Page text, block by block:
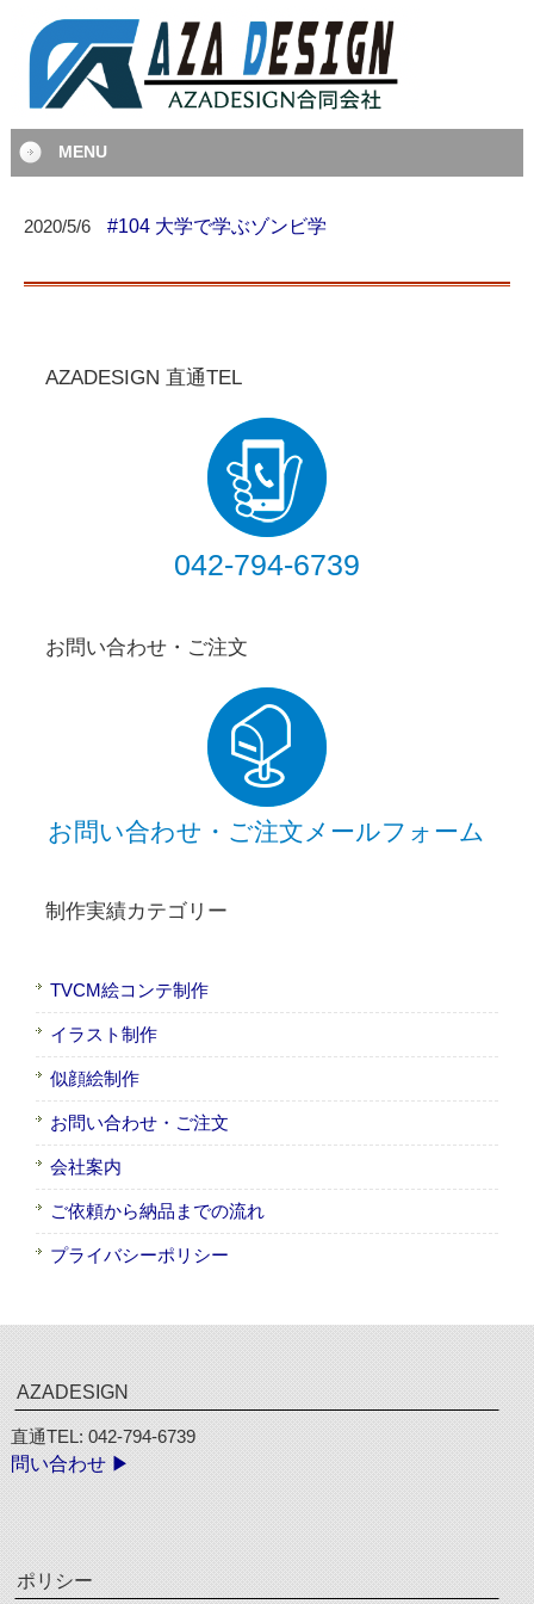
MENU
2020/5/6 #104 大学で学ぶゾンビ学
AZADESIGN 直通TEL
042-794-6739
お問い合わせ・ご注文
お問い合わせ・ご注文メールフォーム
制作実績カテゴリー
TVCM絵コンテ制作
イラスト制作
似顔絵制作
お問い合わせ・ご注文
会社案内
ご依頼から納品までの流れ
プライバシーポリシー
AZADESIGN
直通TEL: 042-794-6739
問い合わせ ▶︎
ポリシー